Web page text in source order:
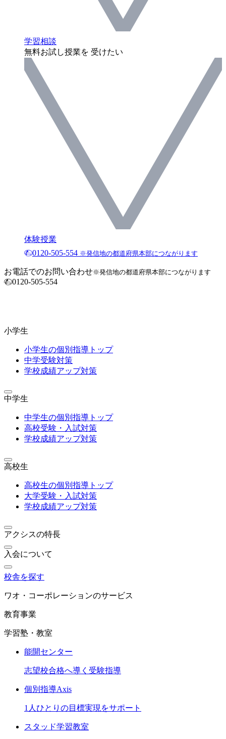
学習相談
無料お試し授業を 受けたい
体験授業
0120-505-554 ※発信地の都道府県本部につながります
お電話でのお問い合わせ※発信地の都道府県本部につながります
0120-505-554
小学生
小学生の個別指導トップ
中学受験対策
学校成績アップ対策
中学生
中学生の個別指導トップ
高校受験・入試対策
学校成績アップ対策
高校生
高校生の個別指導トップ
大学受験・入試対策
学校成績アップ対策
アクシスの特長
入会について
校舎を探す
ワオ・コーポレーションのサービス
教育事業
学習塾・教室
能開センター
志望校合格へ導く受験指導
個別指導Axis
1人ひとりの目標実現をサポート
スタッド学習教室